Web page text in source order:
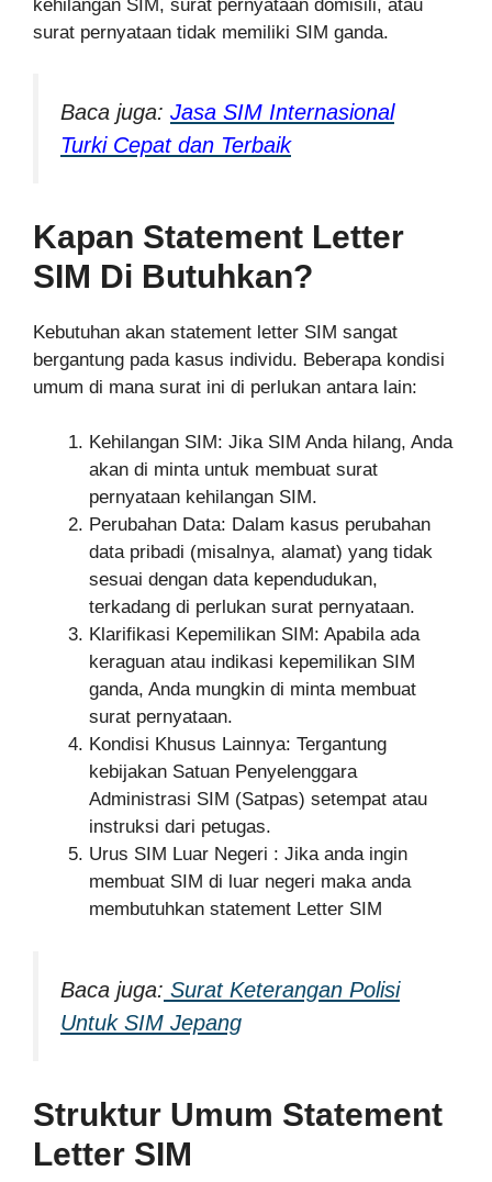
kehilangan SIM, surat pernyataan domisili, atau
surat pernyataan tidak memiliki SIM ganda.
Baca juga: Jasa SIM Internasional
Turki Cepat dan Terbaik
Kapan Statement Letter
SIM Di Butuhkan?
Kebutuhan akan statement letter SIM sangat
bergantung pada kasus individu. Beberapa kondisi
umum di mana surat ini di perlukan antara lain:
Kehilangan SIM: Jika SIM Anda hilang, Anda
akan di minta untuk membuat surat
pernyataan kehilangan SIM.
Perubahan Data: Dalam kasus perubahan
data pribadi (misalnya, alamat) yang tidak
sesuai dengan data kependudukan,
terkadang di perlukan surat pernyataan.
Klarifikasi Kepemilikan SIM: Apabila ada
keraguan atau indikasi kepemilikan SIM
ganda, Anda mungkin di minta membuat
surat pernyataan.
Kondisi Khusus Lainnya: Tergantung
kebijakan Satuan Penyelenggara
Administrasi SIM (Satpas) setempat atau
instruksi dari petugas.
Urus SIM Luar Negeri : Jika anda ingin
membuat SIM di luar negeri maka anda
membutuhkan statement Letter SIM
Baca juga: Surat Keterangan Polisi
Untuk SIM Jepang
Struktur Umum Statement
Letter SIM